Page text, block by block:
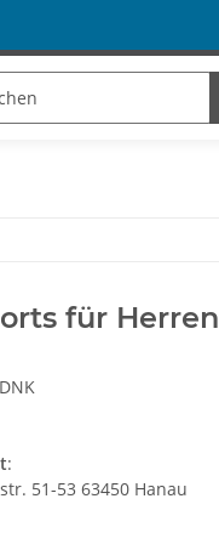
Schuhe
für Herren
:
51-53 63450 Hanau